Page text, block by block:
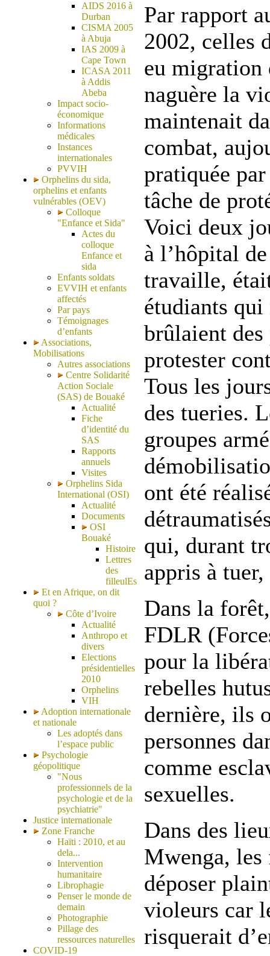
AIDS 2016 à
Durban
CISMA 2005
à Abuja
IAS 2009 à
Cape Town
ICASA 2011
à Addis
Abeba
Impact socio-
économique
Informations
médicales
Instances
internationales
PVVIH
Orphelins du sida,
orphelins et enfants
vulnérables (OEV)
Colloque
"Enfance et Sida"
Actes du
colloque
Enfance et
sida
Enfants soldats
EVVIH et enfants
affectés
Par pays
Témoignages
d’enfants
Associations,
Mobilisations
Autres associations
Centre Solidarité
Action Sociale
(SAS) de Bouaké
Actualité
Fiche
d’identité du
SAS
Rapports
annuels
Visites
Orphelins Sida
International (OSI)
Actualité
Documents
OSI
Bouaké
Histoire
Lettres
des
filleulEs
Et en Afrique, on dit
quoi ?
Côte d’Ivoire
Actualité
Anthropo et
divers
Elections
présidentielles
2010
Orphelins
VIH
Adoption internationale
et nationale
Les adoptés dans
l’espace public
Psychologie
géopolitique
"Nous
professionnels de la
psychologie et de la
psychiatrie"
Justice internationale
Zone Franche
Haïti : 2010, et au
dela...
Intervention
humanitaire
Librophagie
Penser le monde de
demain
Photographie
Pillage des
ressources naturelles
COVID-19
Par rapport
2002, celles
eu migration
naguère la
maintenait
combat,
pratiquée
tâche de
Voici deux
à l’hôpital
travaille,
étudiants
brûlaient des
protester
Tous les
des tueries.
groupes
ont été
qui, durant
appris à
Dans la
FDLR
pour la
rebelles
dernière, ils
personnes
comme
sexuelles.
Dans des
Mwenga, les
déposer
violeurs car
risquerait